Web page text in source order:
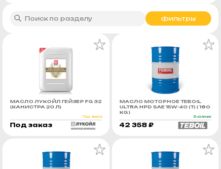
фильтры
МАСЛО ЛУКОЙЛ ГЕЙЗЕР FG 32
(КАНИСТРА 20 Л)
Под заказ
Под заказ
МАСЛО МОТОРНОЕ TEBOIL
ULTRA HPD SAE 15W-40 (Т) ( 180
KG )
В наличии
42 358 ₽